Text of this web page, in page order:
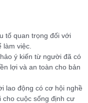
tố quan trọng đối với
việc.
ý kiến từ người đã có
lợi và an toàn cho bản
lao động có cơ hội nghề
cho cuộc sống định cư